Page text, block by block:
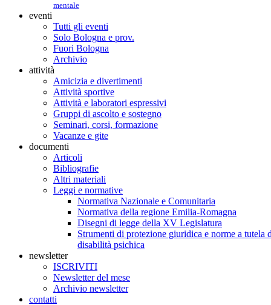
mentale
eventi
Tutti gli eventi
Solo Bologna e prov.
Fuori Bologna
Archivio
attività
Amicizia e divertimenti
Attività sportive
Attività e laboratori espressivi
Gruppi di ascolto e sostegno
Seminari, corsi, formazione
Vacanze e gite
documenti
Articoli
Bibliografie
Altri materiali
Leggi e normative
Normativa Nazionale e Comunitaria
Normativa della regione Emilia-Romagna
Disegni di legge della XV Legislatura
Strumenti di protezione giuridica e norme a tutela
disabilità psichica
newsletter
ISCRIVITI
Newsletter del mese
Archivio newsletter
contatti